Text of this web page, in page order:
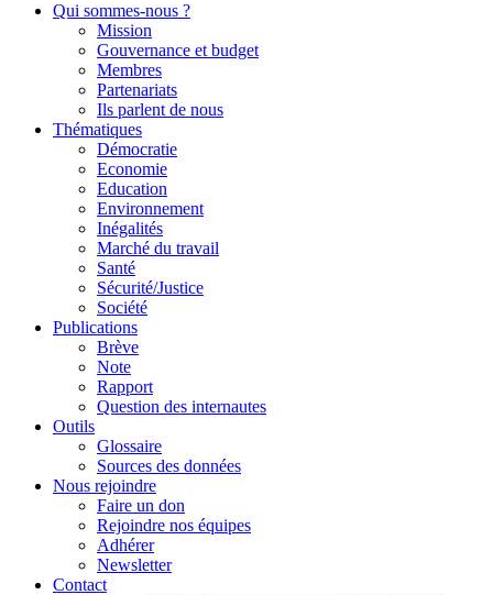
Qui sommes-nous ?
Mission
Gouvernance et budget
Membres
Partenariats
Ils parlent de nous
Thématiques
Démocratie
Economie
Education
Environnement
Inégalités
Marché du travail
Santé
Sécurité/Justice
Société
Publications
Brève
Note
Rapport
Question des internautes
Outils
Glossaire
Sources des données
Nous rejoindre
Faire un don
Rejoindre nos équipes
Adhérer
Newsletter
Contact